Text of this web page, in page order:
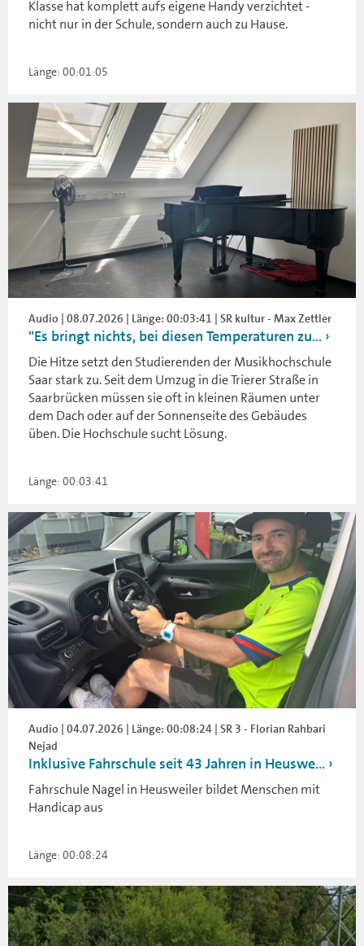
Klasse hat komplett aufs eigene Handy verzichtet -
nicht nur in der Schule, sondern auch zu Hause.
Länge: 00:01:05
Audio | 08.07.2026 | Länge: 00:03:41 | SR kultur - Max Zettler
"Es bringt nichts, bei diesen Temperaturen zu...
Die Hitze setzt den Studierenden der Musikhochschule
Saar stark zu. Seit dem Umzug in die Trierer Straße in
Saarbrücken müssen sie oft in kleinen Räumen unter
dem Dach oder auf der Sonnenseite des Gebäudes
üben. Die Hochschule sucht Lösung.
Länge: 00:03:41
Audio | 04.07.2026 | Länge: 00:08:24 | SR 3 - Florian Rahbari
Nejad
Inklusive Fahrschule seit 43 Jahren in Heuswe...
Fahrschule Nagel in Heusweiler bildet Menschen mit
Handicap aus
Länge: 00:08:24